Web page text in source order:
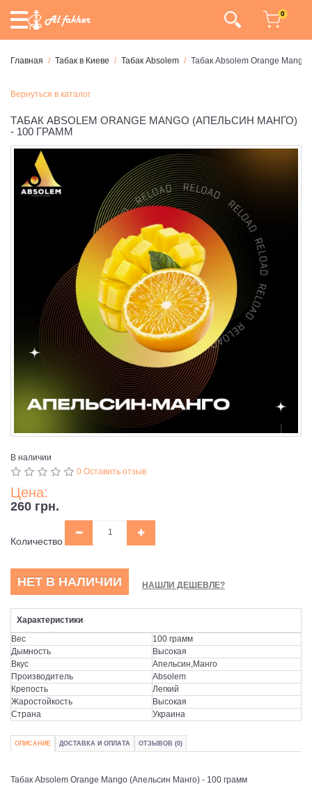
0
Главная Табак в Киеве Табак Absolem Табак Absolem Orange
Вернуться в каталог
ТАБАК ABSOLEM ORANGE MANGO (АПЕЛЬСИН МАНГО)
- 100 ГРАММ
В наличии
0 Оставить отзыв
Цена:
260 грн.
Количество
НЕТ В НАЛИЧИИ НАШЛИ ДЕШЕВЛЕ?
Характеристики
Вес
100 грамм
Дымность
Высокая
Вкус
Апельсин,Манго
Производитель
Absolem
Крепость
Легкий
Жаростойкость
Высокая
Страна
Украина
ОПИСАНИЕ ДОСТАВКА И ОПЛАТА ОТЗЫВОВ (0)
Табак Absolem Orange Mango (Апельсин Манго) - 100 грамм